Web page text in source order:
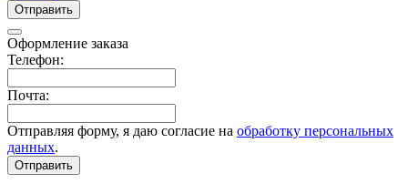
Отправить
Оформление заказа
Телефон:
Почта:
Отправляя форму, я даю согласие на обработку персональных
данных.
Отправить